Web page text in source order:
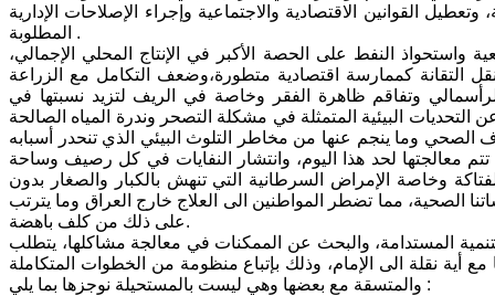
القوانين الاقتصادية والاجتماعية وإجراء الإصلاحات الإدارية
المطلوبة .
النفط على الحصة الأكبر في الإنتاج المحلي الإجمالي،
التقانة كممارسة اقتصادية متطورة،وضعف التكامل مع الزراعة
وتفاقم ظاهرة الفقر وخاصة في الريف لتزيد نسبتها في
، فضلا عن التحديات البيئية المتمثلة في مشكلة التصحر وندرة المياه الصالحة
وما ينجم عنها من مخاطر التلوث البيئي الذي تنحدر أسبابه
تتم معالجتها لحد هذا اليوم، وانتشار النفايات في كل رصيف وساحة
وخاصة الإمراض السرطانية التي تنهش بالكبار والصغار بدون
الصحية، مما تضطر المواطنين الى العلاج خارج العراق وما يترتب
على ذلك من كلف باهضة.
المستدامة، والبحث عن الممكنات في معالجة مشاكلها، يتطلب
أية نقلة الى الإمام، وذلك بإتباع منظومة من الخطوات المتكاملة
والمتسقة مع بعضها وهي ليست بالمستحيلة نوجزها بما يلي :